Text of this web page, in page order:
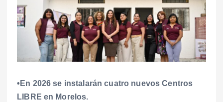
•En 2026 se instalarán cuatro nuevos Centros
LIBRE en Morelos.